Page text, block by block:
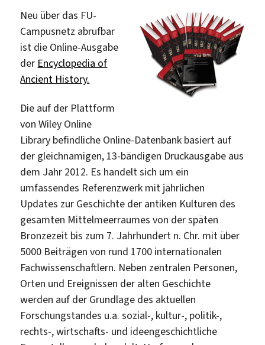
Neu über das FU-
Campusnetz abrufbar
ist die Online-Ausgabe
der Encyclopedia of
Ancient History.
Die auf der Plattform
von Wiley Online
Library befindliche Online-Datenbank basiert auf
der gleichnamigen, 13-bändigen Druckausgabe aus
dem Jahr 2012. Es handelt sich um ein
umfassendes Referenzwerk mit jährlichen
Updates zur Geschichte der antiken Kulturen des
gesamten Mittelmeerraumes von der späten
Bronzezeit bis zum 7. Jahrhundert n. Chr. mit über
5000 Beiträgen von rund 1700 internationalen
Fachwissenschaftlern. Neben zentralen Personen,
Orten und Ereignissen der alten Geschichte
werden auf der Grundlage des aktuellen
Forschungstandes u.a. sozial-, kultur-, politik-,
rechts-, wirtschafts- und ideengeschichtliche